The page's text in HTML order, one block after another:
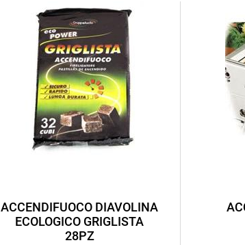
ACCENDIFUOCO DIAVOLINA
ECOLOGICO GRIGLISTA
28PZ